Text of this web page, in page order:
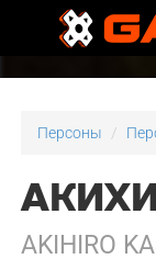
Персоны
AKIHIRO